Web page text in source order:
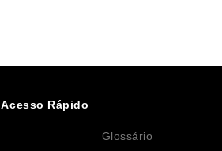
Acesso Rápido
Glossário